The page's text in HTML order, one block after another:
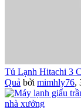
Tủ Lạnh Hitachi 3
Quả bởi mimhly76,